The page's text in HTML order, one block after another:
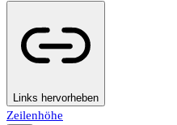
Links hervorheben
Zeilenhöhe